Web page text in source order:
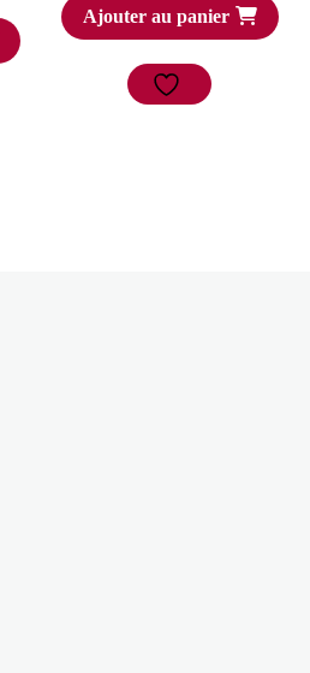
Ajouter au panier